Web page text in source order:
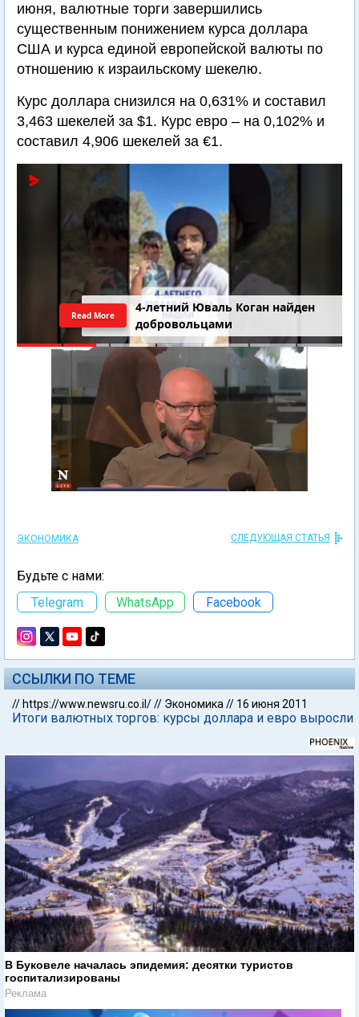
июня, валютные торги завершились
существенным понижением курса доллара
США и курса единой европейской валюты по
отношению к израильскому шекелю.
Курс доллара снизился на 0,631% и составил
3,463 шекелей за $1. Курс евро – на 0,102% и
составил 4,906 шекелей за €1.
4-летний Юваль Коган найден
добровольцами
Read More
ЭКОНОМИКА СЛЕДУЮЩАЯ СТАТЬЯ
Будьте с нами:
Telegram
WhatsApp Facebook
ССЫЛКИ ПО ТЕМЕ
// https://www.newsru.co.il/// Экономика // 16 июня 2011
Итоги валютных торгов: курсы доллара и евро выросли
В Буковеле началась эпидемия: десятки туристов
госпитализированы
Реклама